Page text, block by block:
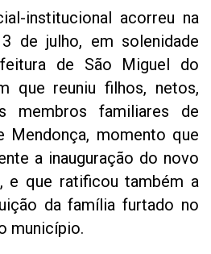
institucional acorreu na
de julho, em solenidade
de São Miguel do
que reuniu filhos, netos,
membros familiares de
Mendonça, momento que
a inauguração do novo
e que ratificou também a
da família furtado no
município.